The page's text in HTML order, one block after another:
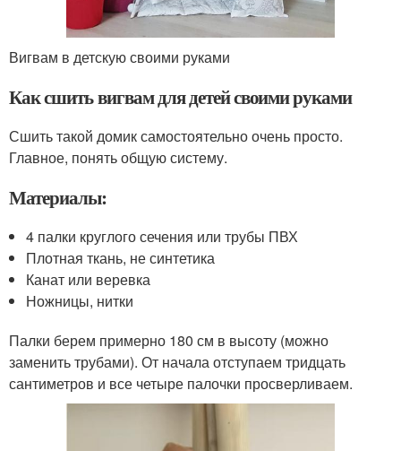
Вигвам в детскую своими руками
Как сшить вигвам для детей своими руками
Сшить такой домик самостоятельно очень просто.
Главное, понять общую систему.
Материалы:
4 палки круглого сечения или трубы ПВХ
Плотная ткань, не синтетика
Канат или веревка
Ножницы, нитки
Палки берем примерно 180 см в высоту (можно
заменить трубами). От начала отступаем тридцать
сантиметров и все четыре палочки просверливаем.